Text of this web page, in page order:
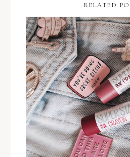
RELATED